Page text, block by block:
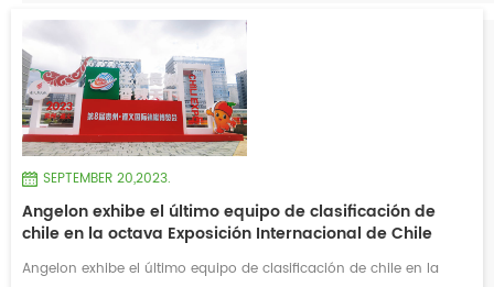
el extranjero para brindarles asistencia en la instalación y
capacitación integral de sus equipos de clasificación de minerales
de última generación . Angelon fue seleccionado por la empresa
minera por su destacada experiencia en la industria minera y su
compromiso de ofrecer soluciones excepcionales. Esta
colaboración marca un hito importante en los esfuerzos de ambas
empresas para optimizar el procesamiento y la extracción de
mineral. El proyecto implicó la instalación de equipos de
clasificación de minerales de última generación en las
instalaciones de la empresa minera. La tecnología avanzada
SEPTEMBER 20,2023.
Angelon exhibe el último equipo de clasificación de
chile en la octava Exposición Internacional de Chile
Angelon exhibe el último equipo de clasificación de chile en la